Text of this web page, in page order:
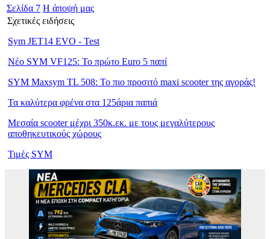
Σελίδα 7 Η άποψή μας
Σχετικές ειδήσεις
Sym JET14 EVO - Test
Νέο SYM VF125: Το πρώτο Euro 5 παπί
SYM Maxsym TL 508: Το πιο προσιτό maxi scooter της αγοράς!
Τα καλύτερα φρένα στα 125άρια παπιά
Μεσαία scooter μέχρι 350κ.εκ. με τους μεγαλύτερους
αποθηκευτικούς χώρους
Τιμές SYM